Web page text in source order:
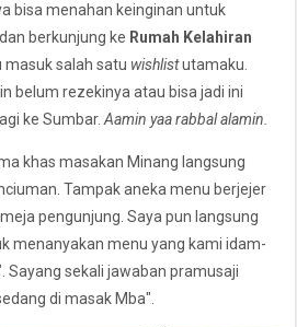
bisa menahan keinginan untuk
berkunjung ke Rumah Kelahiran
masuk salah satu wishlistutamaku.
belum rezekinya atau bisa jadi ini
ke Sumbar.Aamin yaa rabbal alamin.
khas masakan Minang langsung
Tampak aneka menu berjejer
pengunjung. Saya pun langsung
menanyakan menu yang kami idam-
Sayang sekali jawaban pramusaji
di masak Mba".